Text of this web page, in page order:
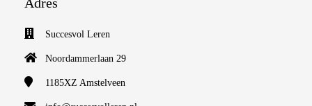
Succesvol Leren
Noordammerlaan 29
1185XZ Amstelveen